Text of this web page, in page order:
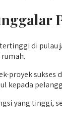
di
kepada
yang